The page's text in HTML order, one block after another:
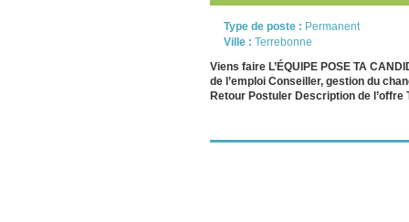
Type de poste : Permanent
Ville : Terrebonne
Viens faire L’ÉQUIPE POSE TA
de l’emploi Conseiller, gestion du
Retour Postuler Description de l’offre